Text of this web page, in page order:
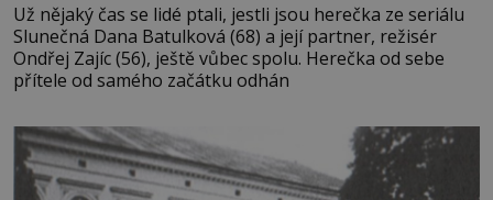
Už nějaký čas se lidé ptali, jestli jsou herečka ze seriálu
Slunečná Dana Batulková (68) a její partner, režisér
Ondřej Zajíc (56), ještě vůbec spolu. Herečka od sebe
přítele od samého začátku odhán